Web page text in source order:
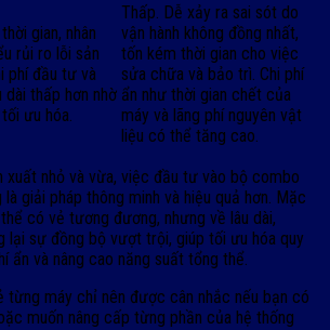
gian, nhân
rủi ro lỗi sản
phí đầu tư và
dài thấp hơn nhờ
ưu hóa.
Thấp. Dễ xảy ra sai sót do
vận hành không đồng nhất,
tốn kém thời gian cho việc
sửa chữa và bảo trì. Chi phí
ẩn như thời gian chết của
máy và lãng phí nguyên vật
liệu có thể tăng cao.
nhỏ và vừa, việc đầu tư vào bộ combo
giải pháp thông minh và hiệu quả hơn. Mặc
có vẻ tương đương, nhưng về lâu dài,
lại sự đồng bộ vượt trội, giúp tối ưu hóa quy
ẩn và nâng cao năng suất tổng thể.
từng máy chỉ nên được cân nhắc nếu bạn có
muốn nâng cấp từng phần của hệ thống